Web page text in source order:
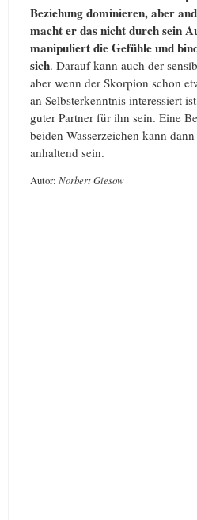
Beziehung dominieren, aber
macht er das nicht durch sein
manipuliert die Gefühle und
sich. Darauf kann auch der
aber wenn der Skorpion schon
an Selbsterkenntnis interessiert
guter Partner für ihn sein. Eine
beiden Wasserzeichen kann
anhaltend sein.
Autor: Norbert Giesow